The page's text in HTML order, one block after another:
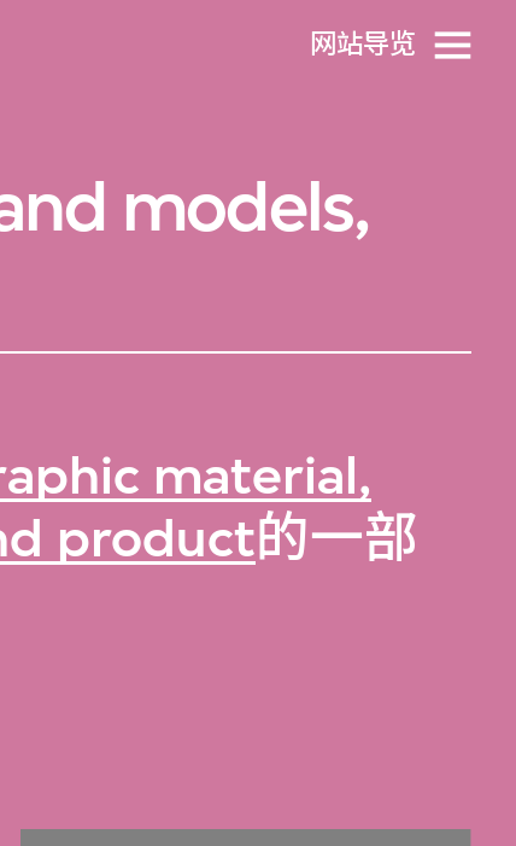
网站导览
models,
material,
product的一部